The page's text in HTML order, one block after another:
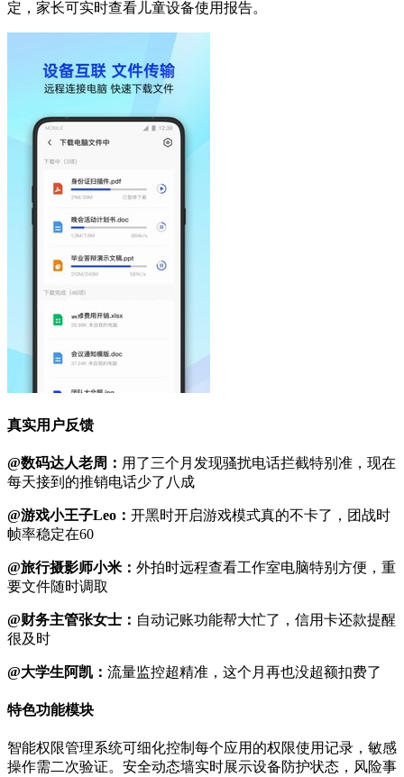
定，家长可实时查看儿童设备使用报告。
真实用户反馈
@数码达人老周： 用了三个月发现骚扰电话拦截特别准，现在
每天接到的推销电话少了八成
@游戏小王子Leo： 开黑时开启游戏模式真的不卡了，团战时
帧率稳定在60
@旅行摄影师小米： 外拍时远程查看工作室电脑特别方便，重
要文件随时调取
@财务主管张女士： 自动记账功能帮大忙了，信用卡还款提醒
很及时
@大学生阿凯： 流量监控超精准，这个月再也没超额扣费了
特色功能模块
智能权限管理系统可细化控制每个应用的权限使用记录，敏感
操作需二次验证。安全动态墙实时展示设备防护状态，风险事